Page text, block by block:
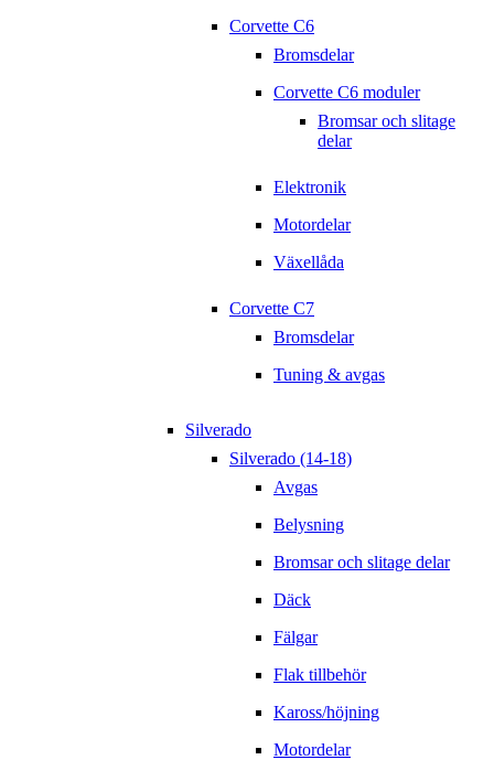
Corvette C6
Bromsdelar
Corvette C6 moduler
Bromsar och slitage
delar
Elektronik
Motordelar
Växellåda
Corvette C7
Bromsdelar
Tuning & avgas
Silverado
Silverado (14-18)
Avgas
Belysning
Bromsar och slitage delar
Däck
Fälgar
Flak tillbehör
Kaross/höjning
Motordelar